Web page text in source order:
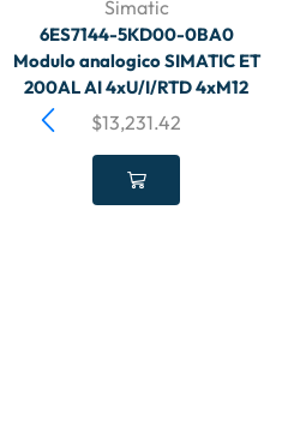
Simatic
6ES7144-5KD00-0BA0
Modulo analogico SIMATIC ET
200AL AI 4xU/I/RTD 4xM12
$13,231.42